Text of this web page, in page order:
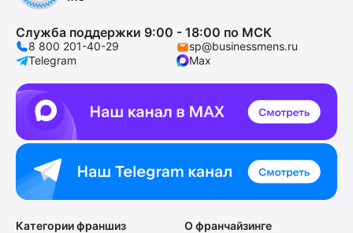
Служба поддержки 9:00 - 18:00 по МСК
8 800 201-40-29
sp@businessmens.ru
Telegram
Max
Категории франшиз
О франчайзинге